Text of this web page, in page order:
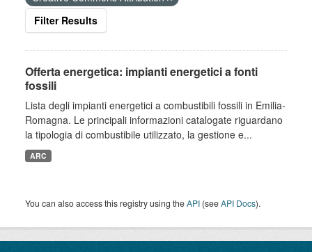
Filter Results
Offerta energetica: impianti energetici a fonti
fossili
Lista degli impianti energetici a combustibili fossili in Emilia-
Romagna. Le principali informazioni catalogate riguardano
la tipologia di combustibile utilizzato, la gestione e...
ARC
You can also access this registry using theAPI (seeAPI Docs).